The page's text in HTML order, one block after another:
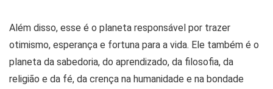
Além disso, esse é o planeta responsável por trazer
otimismo, esperança e fortuna para a vida. Ele também é o
planeta da sabedoria, do aprendizado, da filosofia, da
religião e da fé, da crença na humanidade e na bondade